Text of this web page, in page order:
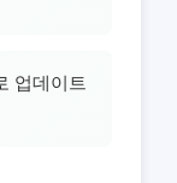
업데이트